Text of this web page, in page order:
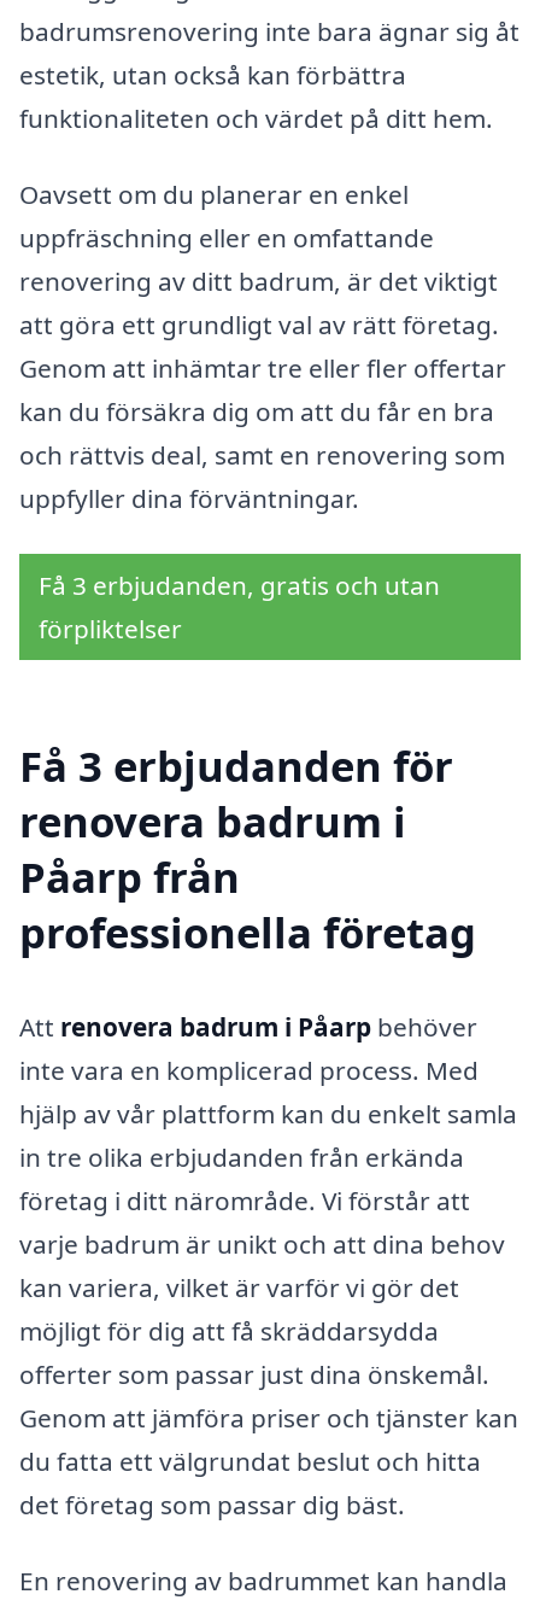
badrumsrenovering inte bara ägnar sig åt
estetik, utan också kan förbättra
funktionaliteten och värdet på ditt hem.
Oavsett om du planerar en enkel
uppfräschning eller en omfattande
renovering av ditt badrum, är det viktigt
att göra ett grundligt val av rätt företag.
Genom att inhämtar tre eller fler offertar
kan du försäkra dig om att du får en bra
och rättvis deal, samt en renovering som
uppfyller dina förväntningar.
Få 3 erbjudanden, gratis och utan
förpliktelser
Få 3 erbjudanden för
renovera badrum i
Påarp från
professionella företag
Att renovera badrum i Påarp behöver
inte vara en komplicerad process. Med
hjälp av vår plattform kan du enkelt samla
in tre olika erbjudanden från erkända
företag i ditt närområde. Vi förstår att
varje badrum är unikt och att dina behov
kan variera, vilket är varför vi gör det
möjligt för dig att få skräddarsydda
offerter som passar just dina önskemål.
Genom att jämföra priser och tjänster kan
du fatta ett välgrundat beslut och hitta
det företag som passar dig bäst.
En renovering av badrummet kan handla